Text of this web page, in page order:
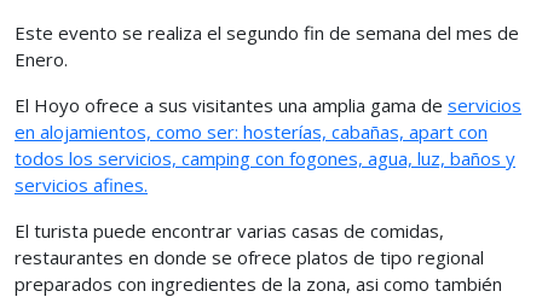
Este evento se realiza el segundo fin de semana del mes de
Enero.
El Hoyo ofrece a sus visitantes una amplia gama de servicios
en alojamientos, como ser: hosterías, cabañas, apart con
todos los servicios, camping con fogones, agua, luz, baños y
servicios afines.
El turista puede encontrar varias casas de comidas,
restaurantes en donde se ofrece platos de tipo regional
preparados con ingredientes de la zona, asi como también